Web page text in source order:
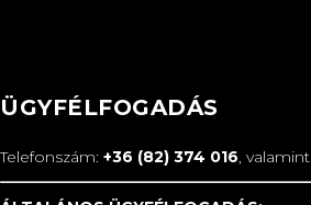
ÜGYFÉLFOGADÁS
Telefonszám: +36 (82) 374 016, valamint